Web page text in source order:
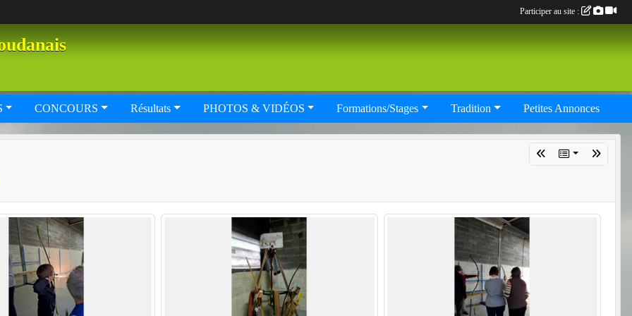
CONCOURS Résultats PHOTOS & VIDÉOS Formations/Stages Tradition Petites Annonces
Participer au site :